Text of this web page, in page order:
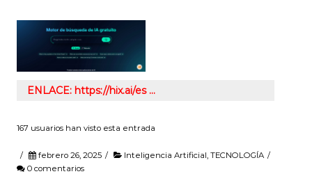
ENLACE: https://hix.ai/es …
167 usuarios han visto esta entrada
/ febrero 26, 2025 / Inteligencia Artificial, TECNOLOGÍA /
0 comentarios